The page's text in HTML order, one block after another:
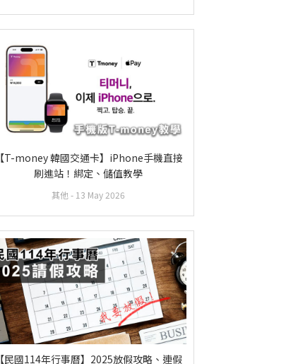
【T-money 韓國交通卡】iPhone手機直接
刷進站！綁定、儲值教學
其他 - 13 May 2026
【民國114年行事曆】2025放假攻略、連假